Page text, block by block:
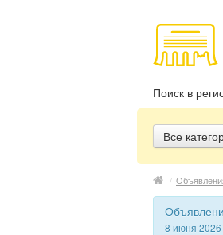
Поиск в
Все
/
8 июня 2026